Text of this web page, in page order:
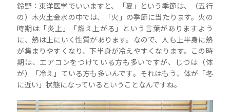
鈴野：東洋医学でいいますと、「夏」という季節は、（五行
の）木火土金水の中では、「火」の季節に当たります。火の
時期は「炎上」「燃え上がる」という言葉がありますよう
に、熱は上にいく性質があります。なので、人も上半身に熱
が集まりやすくなり、下半身が冷えやすくなります。この時
期は、エアコンをつけている方も多いですが、じつは（体
が）「冷え」ている方も多いんです。それはもう、体が「冬
に近い」状態になっているということなんですね。